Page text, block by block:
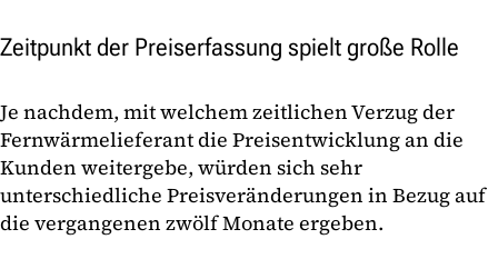
Zeitpunkt der Preiserfassung spielt große Rolle
Je nachdem, mit welchem zeitlichen Verzug der
Fernwärmelieferant die Preisentwicklung an die
Kunden weitergebe, würden sich sehr
unterschiedliche Preisveränderungen in Bezug auf
die vergangenen zwölf Monate ergeben.